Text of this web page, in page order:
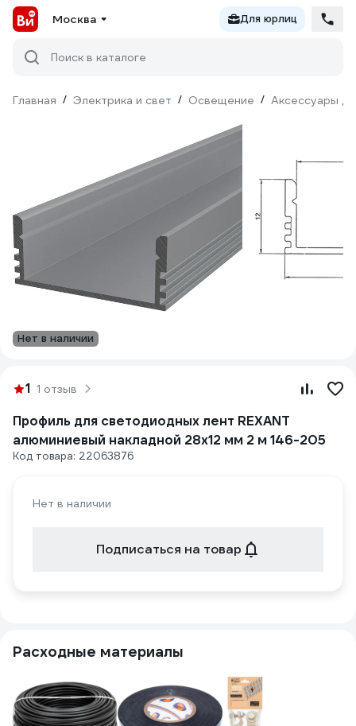
Москва Для юрлиц
Поиск в каталоге
Главная / Электрика и свет / Освещение / Аксессуары
Нет в наличии
1 1 отзыв
Профиль для светодиодных лент REXANT
алюминиевый накладной 28x12 мм 2 м 146-205
Код товара: 22063876
Нет в наличии
Подписаться на товар
Расходные материалы